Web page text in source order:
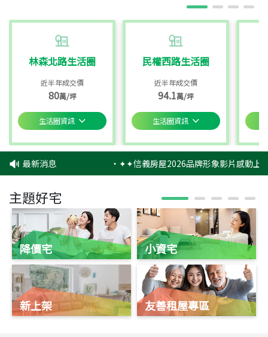
林森北路生活圈
近半年成交價
80萬/坪
生活圈資訊
民權西路生活圈
近半年成交價
94.1萬/坪
生活圈資訊
最新消息 ‧✦✦信義房屋2026品牌形象影片感動上
主題好宅
降價宅
新上架
小資宅
友善租屋專區